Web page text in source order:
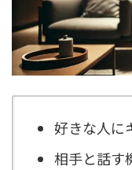
好きな人に
相手と話す